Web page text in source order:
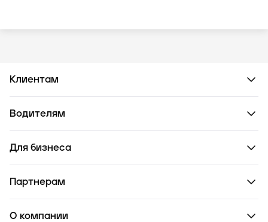
Клиентам
Водителям
Для бизнеса
Партнерам
О компании